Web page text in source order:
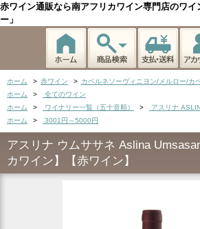
赤ワイン通販なら南アフリカワイン専門店のワ
ー」
ホーム > 赤ワイン > カベルネソーヴィニヨン/メルロー/カ
ホーム
>
全てのワイン
ホーム
> ワイナリー一覧（五十音順） >
アスリナ
ホーム
> 3001円～5000円
アスリナ ウムササネ Aslina
カワイン】【赤ワイン】